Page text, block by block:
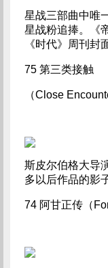
星战三部曲中唯
星战粉追捧。《
《时代》周刊封
75 第三类接触
（Close
斯皮尔伯格大导
多以后作品的影
74 阿甘正传（